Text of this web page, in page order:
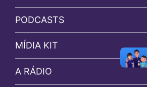
PODCASTS
MÍDIA KIT
A RÁDIO